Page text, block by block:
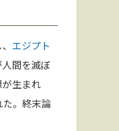
エジプト
間を滅ぼ
生まれ
。終末論